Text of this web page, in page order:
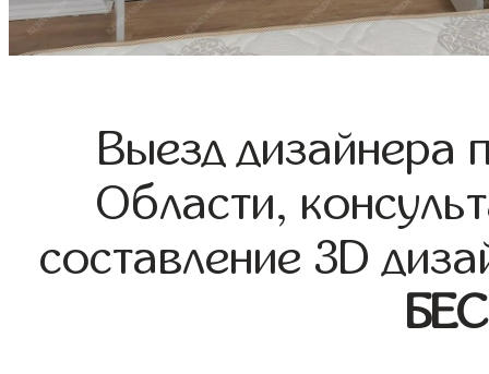
Выезд дизайнера
Области,
составление 3D